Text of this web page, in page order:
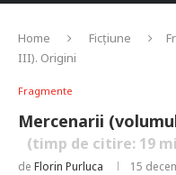
Home Ficțiune
III). Origini
Fragmente
Mercenarii
(timp de citire: 19
de Florin Purluca 15